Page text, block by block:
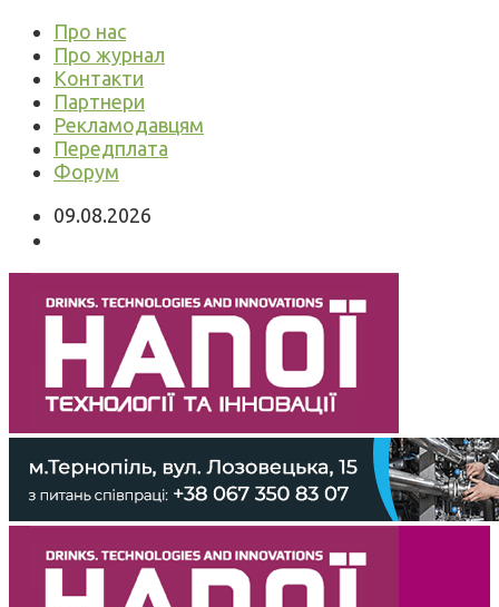
Про нас
Про журнал
Контакти
Партнери
Рекламодавцям
Передплата
Форум
09.08.2026